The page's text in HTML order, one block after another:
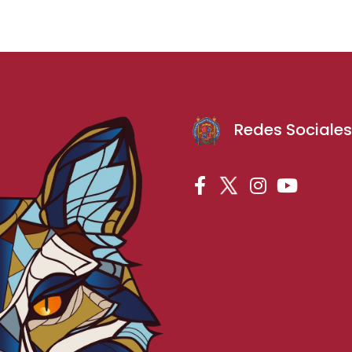
Redes Sociales